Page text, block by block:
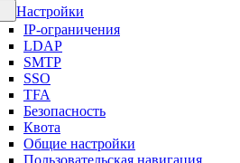
Настройки
IP-ограничения
LDAP
SMTP
SSO
TFA
Безопасность
Квота
Общие настройки
Пользовательская навигация